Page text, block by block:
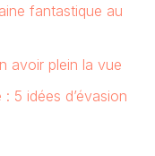
fantastique au
avoir plein la vue
5 idées d’évasion